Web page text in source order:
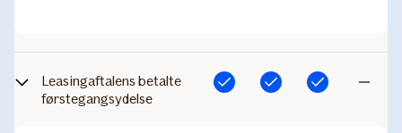
Leasing​aftalens betalte
førstegangsydelse​
Inkluderet Inkluderet
Inkluderet